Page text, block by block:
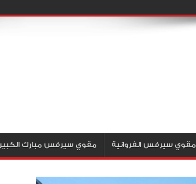
مقوي سيرفس الفروانية مقوي سيرفس مبارك الكبير